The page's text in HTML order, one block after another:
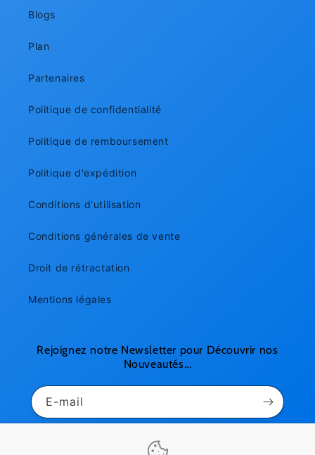
Blogs
Plan
Partenaires
Politique de confidentialité
Politique de remboursement
Politique d'expédition
Conditions d'utilisation
Conditions générales de vente
Droit de rétractation
Mentions légales
Rejoignez notre Newsletter pour Découvrir nos
Nouveautés...
E-mail